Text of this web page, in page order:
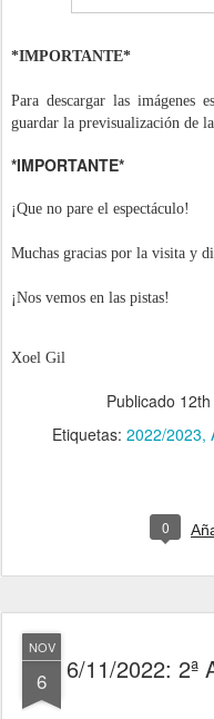
*IMPORTANTE*
Para descargar las imágenes
guardar la previsualización de
*IMPORTANTE*
¡Que no pare el espectáculo!
Muchas gracias por la visita y
¡Nos vemos en las pistas!
Xoel Gil
Publicado
Etiquetas: 2022/2023
0
NOV
6 6/11/2022: 2ª